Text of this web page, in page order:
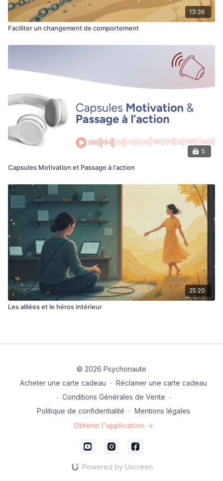
13:36
Faciliter un changement de comportement
5
Capsules Motivation et Passage à l'action
25:20
Les alliées et le héros intérieur
© 2026 Psychonaute
Acheter une carte cadeau ∙ Réclamer une carte cadeau
∙ Conditions Générales de Vente ∙
Politique de confidentialité ∙ Mentions légales
Obtenir l'application ->
Powered by Uscreen